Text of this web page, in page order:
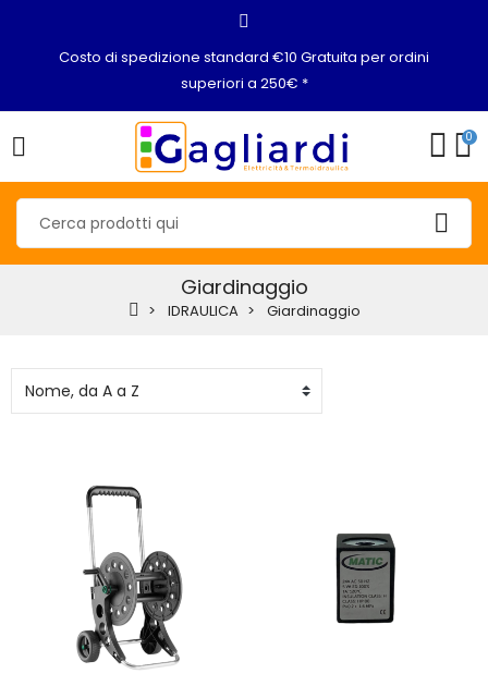
Costo di spedizione standard €10 Gratuita per ordini
superiori a 250€ *
0
Giardinaggio
IDRAULICA Giardinaggio